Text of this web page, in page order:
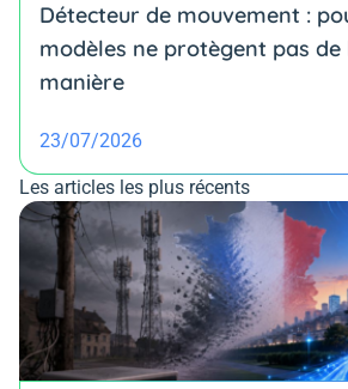
Détecteur de mouvement :
modèles ne protègent pas de
manière
23/07/2026
Les articles les plus récents